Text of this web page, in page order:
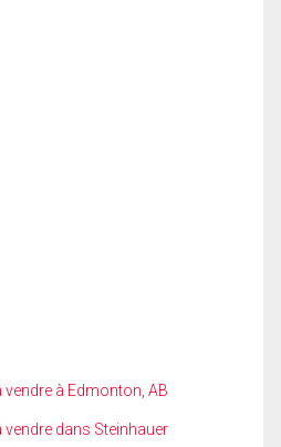
à Edmonton, AB
dans Steinhauer